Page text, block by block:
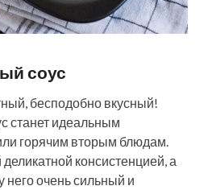
соус
бесподобно вкусный!
станет идеальным
горячим вторым блюдам.
консистенцией, а
него очень сильный и